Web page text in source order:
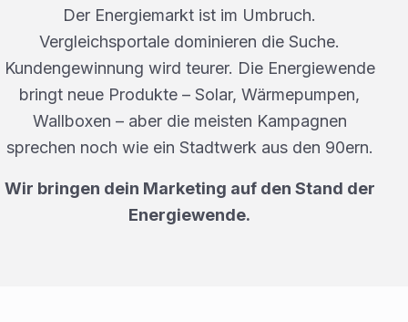
Der Energiemarkt ist im Umbruch.
Vergleichsportale dominieren die Suche.
Kundengewinnung wird teurer. Die Energiewende
bringt neue Produkte – Solar, Wärmepumpen,
Wallboxen – aber die meisten Kampagnen
sprechen noch wie ein Stadtwerk aus den 90ern.
Wir bringen dein Marketing auf den Stand der
Energiewende.